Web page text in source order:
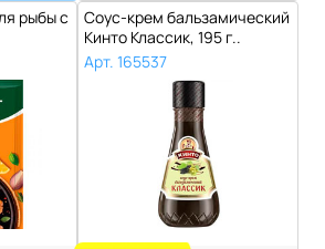
рыбы с
Соус-крем бальзамический
Кинто Классик, 195 г..
Арт. 165537